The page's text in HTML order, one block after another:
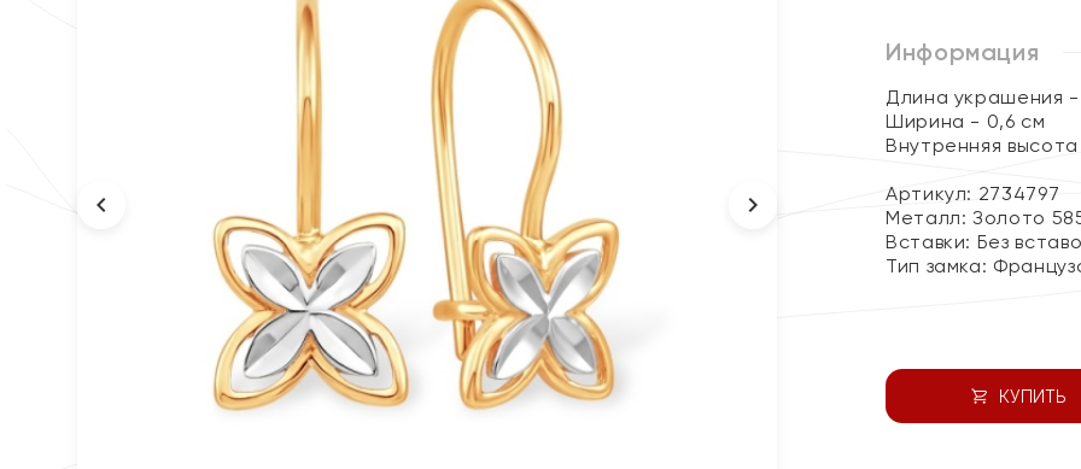
Информация
Длина украшения -
Ширина - 0,6 см
Внутренняя высота
Артикул: 2734797
Металл:Золото
Вставки: Без
Тип замка:
КУПИТЬ